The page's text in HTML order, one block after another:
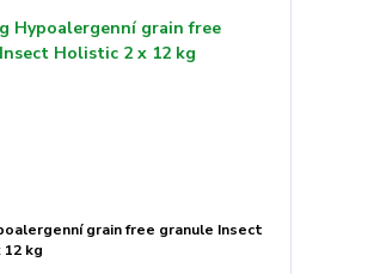
grain free granule Insect
kg